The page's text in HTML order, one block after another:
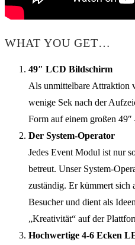
WHAT YOU GET…
49″ LCD Bildschirm
Als unmittelbare Attraktion
wenige Sek nach der
Form auf einem großen
Der System-Operator
Jedes Event Modul ist nur
betreut. Unser System-
zuständig. Er kümmert
Besucher und dient als
„Kreativität“ auf der
Hochwertige 4-6 Ecken